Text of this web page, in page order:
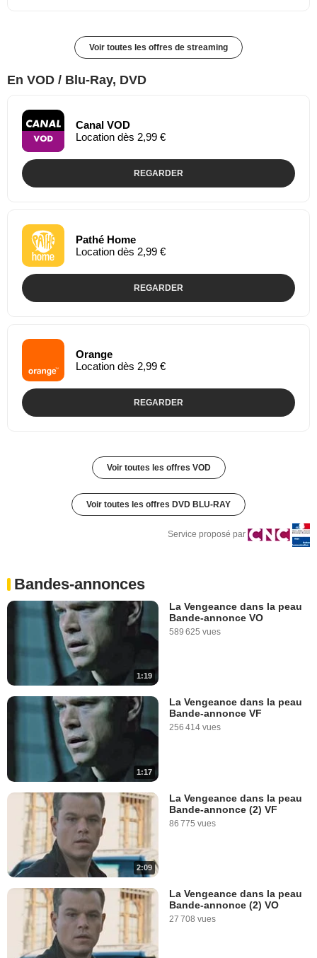
Voir toutes les offres de streaming
En VOD / Blu-Ray, DVD
Canal VOD
Location dès 2,99 €
REGARDER
Pathé Home
Location dès 2,99 €
REGARDER
Orange
Location dès 2,99 €
REGARDER
Voir toutes les offres VOD
Voir toutes les offres DVD BLU-RAY
Service proposé par
Bandes-annonces
1:19
La Vengeance dans la peau
Bande-annonce VO
589 625 vues
1:17
La Vengeance dans la peau
Bande-annonce VF
256 414 vues
2:09
La Vengeance dans la peau
Bande-annonce (2) VF
86 775 vues
La Vengeance dans la peau
Bande-annonce (2) VO
27 708 vues